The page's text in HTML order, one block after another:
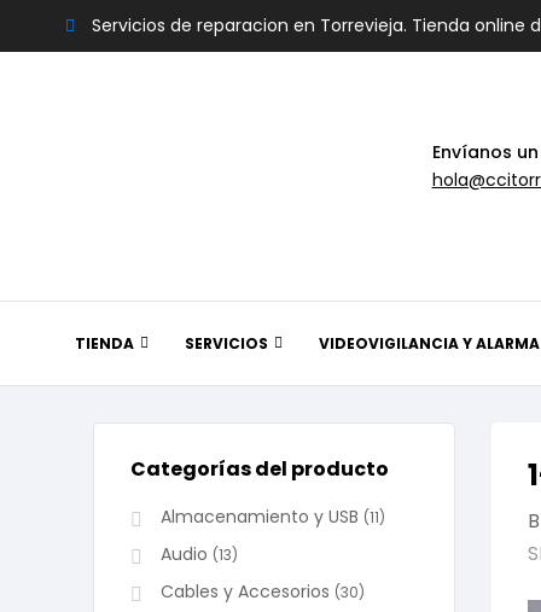
Servicios de reparacion en Torrevieja. Tienda online
Envíanos
TIENDA SERVICIOS VIDEOVIGILANCIA Y
Categorías del producto
Almacenamiento y USB (11)
Audio (13)
Cables y Accesorios (30)